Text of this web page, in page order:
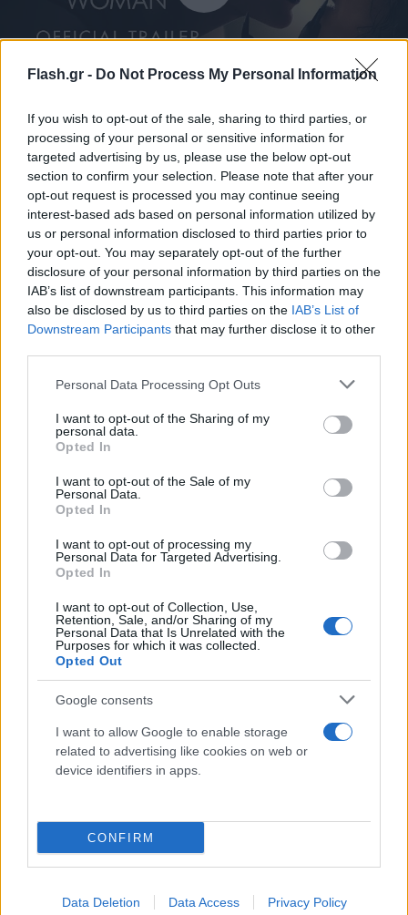
Flash.gr - Do Not Process My Personal Information
If you wish to opt-out of the sale, sharing to third parties, or
processing of your personal or sensitive information for
targeted advertising by us, please use the below opt-out
section to confirm your selection. Please note that after your
opt-out request is processed you may continue seeing
interest-based ads based on personal information utilized by
us or personal information disclosed to third parties prior to
your opt-out. You may separately opt-out of the further
disclosure of your personal information by third parties on the
IAB’s list of downstream participants. This information may
also be disclosed by us to third parties on the IAB’s List of
Downstream Participants that may further disclose it to other
Please note that this website/app uses one or more Google
not limited to your visit or usage behaviour. You may click to
grant or deny consent to Google and its third-party tags to
use your data for below specified purposes in below Google
consent section.
Personal Data Processing Opt Outs
I want to opt-out of the Sharing of my
personal data.
Opted In
I want to opt-out of the Sale of my
Personal Data.
Opted In
I want to opt-out of processing my
Personal Data for Targeted Advertising.
Opted In
I want to opt-out of Collection, Use,
Retention, Sale, and/or Sharing of my
Personal Data that Is Unrelated with the
Purposes for which it was collected.
Opted Out
Google consents
I want to allow Google to enable storage
related to advertising like cookies on web or
device identifiers in apps.
CONFIRM
Data Deletion Data Access Privacy Policy
Η εμφάνιση της 56χρονης σταρ στο τρέιλερ
εντυπωσιάζει οπτικά, ενώ εγείρει το ενδιαφέρον
και ερμηνευτικά καθώς παραπέμπει σε γυναικείς
φιγούρες των κλασικών χολιγουντιανών ταινιών,
γεμάτες μυστήριο και ερωτισμό.
Το «Kiss of the Spider Woman» έκανε πρεμιέρα στο
Φεστιβάλ του Σάντανς τον Ιανουάριο του 2025. Στις